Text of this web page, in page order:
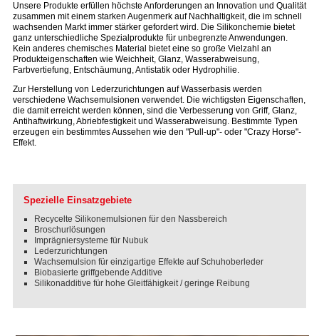
Unsere Produkte erfüllen höchste Anforderungen an Innovation und Qualität
zusammen mit einem starken Augenmerk auf Nachhaltigkeit, die im schnell
wachsenden Markt immer stärker gefordert wird. Die Silikonchemie bietet
ganz unterschiedliche Spezialprodukte für unbegrenzte Anwendungen.
Kein anderes chemisches Material bietet eine so große Vielzahl an
Produkteigenschaften wie Weichheit, Glanz, Wasserabweisung,
Farbvertiefung, Entschäumung, Antistatik oder Hydrophilie.
Zur Herstellung von Lederzurichtungen auf Wasserbasis werden
verschiedene Wachsemulsionen verwendet. Die wichtigsten Eigenschaften,
die damit erreicht werden können, sind die Verbesserung von Griff, Glanz,
Antihaftwirkung, Abriebfestigkeit und Wasserabweisung. Bestimmte Typen
erzeugen ein bestimmtes Aussehen wie den "Pull-up"- oder "Crazy Horse"-
Effekt.
Spezielle Einsatzgebiete
Recycelte Silikonemulsionen für den Nassbereich
Broschurlösungen
Imprägniersysteme für Nubuk
Lederzurichtungen
Wachsemulsion für einzigartige Effekte auf Schuhoberleder
Biobasierte griffgebende Additive
Silikonadditive für hohe Gleitfähigkeit / geringe Reibung